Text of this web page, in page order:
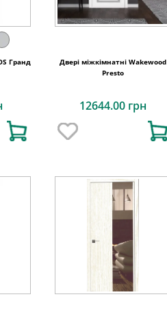
Двері міжкімнатні Wakewood
Presto
12644.00 грн